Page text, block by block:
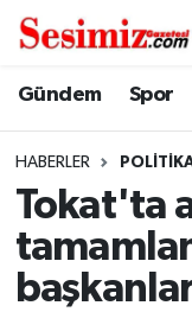
Gündem Spor
HABERLER
Tokat'ta
Dünya
Ekonomi
Genel
Nöbetçi
Hava Durumu
Namaz
Trafik Durumu